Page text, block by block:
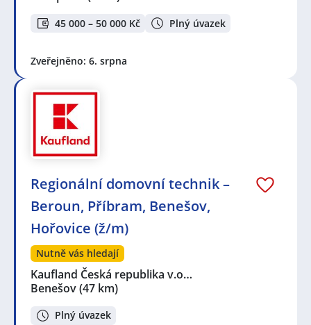
45 000 – 50 000 Kč Plný úvazek
Zveřejněno: 6. srpna
Regionální domovní technik –
Beroun, Příbram, Benešov,
Hořovice (ž/m)
Nutně vás hledají
Kaufland Česká republika v.o…
Benešov(47 km)
Plný úvazek